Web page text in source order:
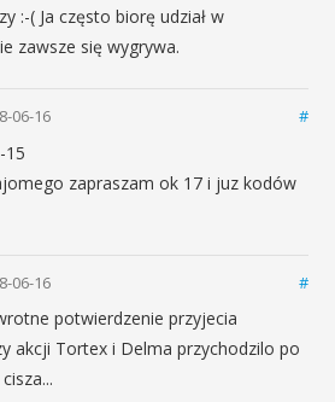
:-( Ja często biorę udział w
zawsze się wygrywa.
06-16 #
15
zapraszam ok 17 i juz kodów
06-16 #
potwierdzenie przyjecia
akcji Tortex i Delma przychodzilo po